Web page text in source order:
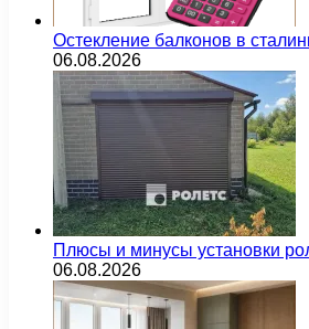
Остекление балконов в
06.08.2026
Плюсы и минусы установки
06.08.2026